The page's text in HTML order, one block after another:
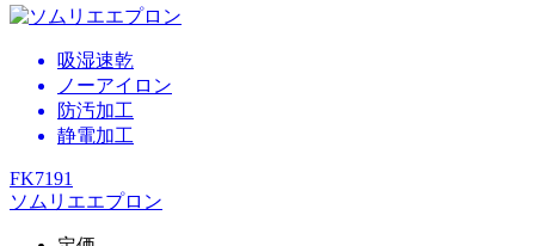
吸湿速乾
ノーアイロン
防汚加工
静電加工
FK7191
ソムリエエプロン